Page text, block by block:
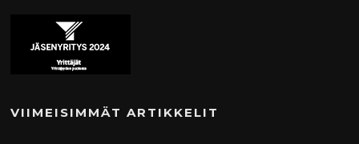
VIIMEISIMMÄT ARTIKKELIT